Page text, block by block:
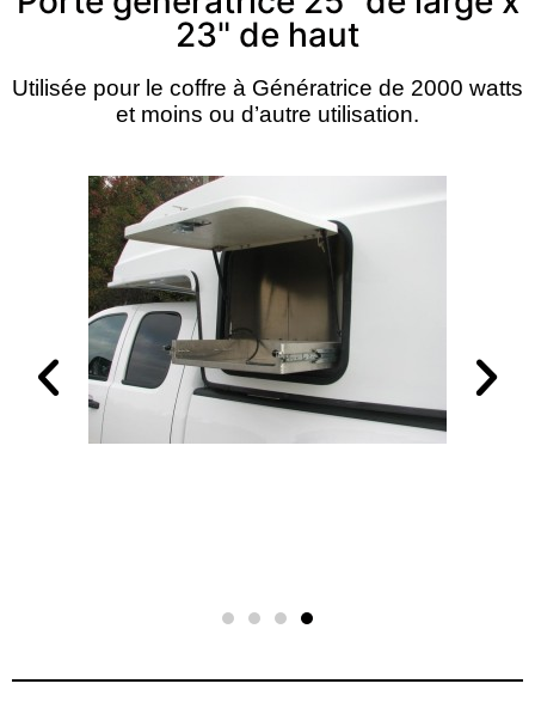
23" de haut
Utilisée pour le coffre à Génératrice de 2000 watts
et moins ou d’autre utilisation.